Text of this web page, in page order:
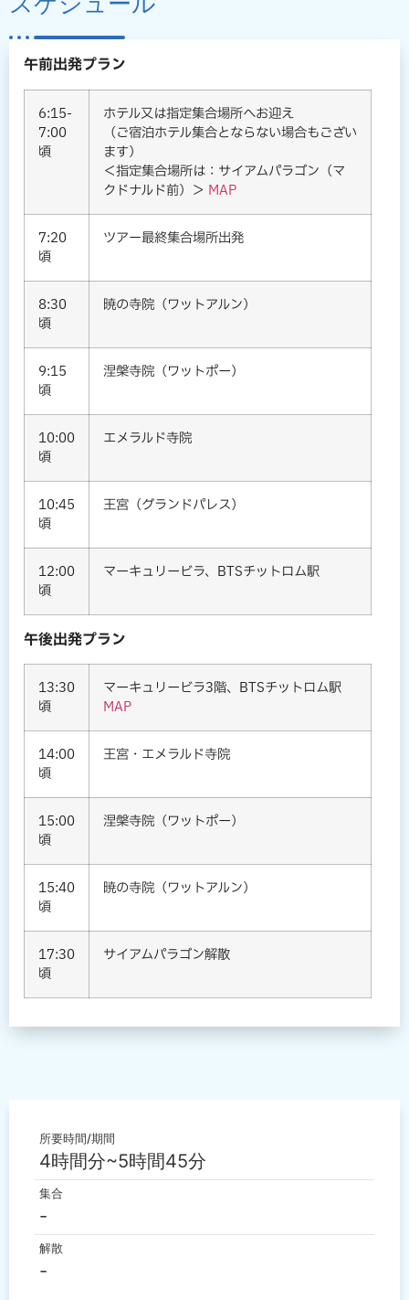
午前出発プラン
6:15-
7:00
頃
ホテル又は指定集合場所へお迎え
（ご宿泊ホテル集合とならない場合もござい
ます）
＜指定集合場所は：サイアムパラゴン（マ
クドナルド前）＞ MAP
7:20
頃
ツアー最終集合場所出発
8:30
頃
暁の寺院（ワットアルン）
9:15
頃
涅槃寺院（ワットポー）
10:00
頃
エメラルド寺院
10:45
頃
王宮（グランドパレス）
12:00
頃
マーキュリービラ、BTSチットロム駅
午後出発プラン
13:30
頃
マーキュリービラ3階、BTSチットロム駅
MAP
14:00
頃
王宮・エメラルド寺院
15:00
頃
涅槃寺院（ワットポー）
15:40
頃
暁の寺院（ワットアルン）
17:30
頃
サイアムパラゴン解散
所要時間/期間
4時間分~5時間45分
集合
-
解散
-